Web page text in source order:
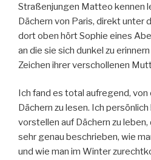
Straßenjungen Matteo kennen
Dächern von Paris, direkt unter
dort oben hört Sophie eines
an die sie sich dunkel zu
Zeichen ihrer verschollenen
Ich fand es total aufregend, von
Dächern zu lesen. Ich
vorstellen auf Dächern zu
sehr genau beschrieben, wie
und wie man im Winter